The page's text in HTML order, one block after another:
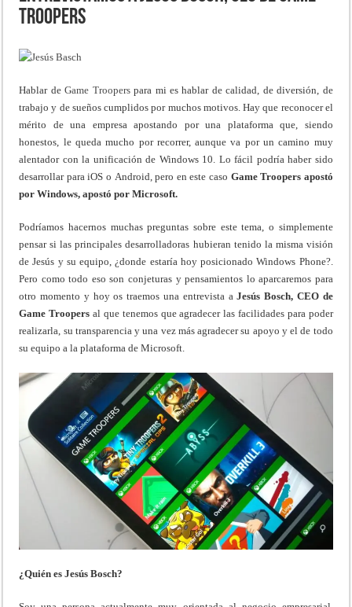
Troopers
Hablar deGame Trooperspara mi es hablar de calidad, de diversión, de
trabajo y de sueños cumplidos por muchos motivos. Hay que reconocer el
mérito de una empresa apostando por una plataforma que, siendo
honestos, le queda mucho por recorrer, aunque va por un camino muy
alentador con la unificación de Windows 10. Lo fácil podría haber sido
desarrollar para iOS o Android, pero en este caso Game Troopers apostó
por Windows, apostó por Microsoft.
Podríamos hacernos muchas preguntas sobre este tema, o simplemente
pensar si las principales desarrolladoras hubieran tenido la misma visión
de Jesús y su equipo, ¿donde estaría hoy posicionado Windows Phone?.
Pero como todo eso son conjeturas y pensamientos lo aparcaremos para
otro momento y hoy os traemos una entrevista aJesús Bosch, CEO de
Game Troopers al que tenemos que agradecer las facilidades para poder
realizarla, su transparencia y una vez más agradecer su apoyo y el de todo
su equipo a la plataforma de Microsoft.
¿Quién es Jesús Bosch?